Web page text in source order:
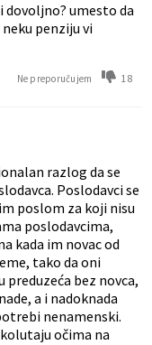
dovoljno? umesto da
penziju vi
Ne preporučujem 18
razlog da se
Poslodavci se
poslom za koji nisu
poslodavcima,
kada im novac od
tako da oni
preduzeća bez novca,
a i nadoknada
nenamenski.
očima na